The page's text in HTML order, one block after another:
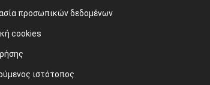
προσωπικών δεδομένων
cookies
ιστότοπος